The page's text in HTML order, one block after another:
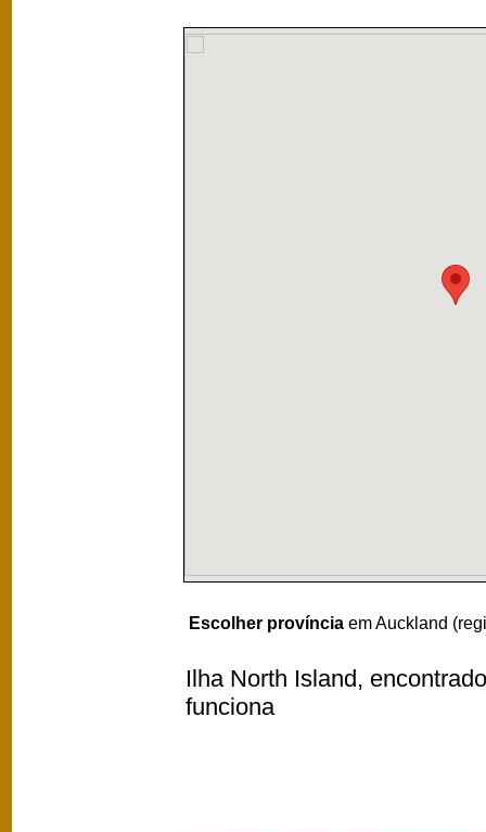
Escolher província em Auckland
Ilha North Island,
funciona